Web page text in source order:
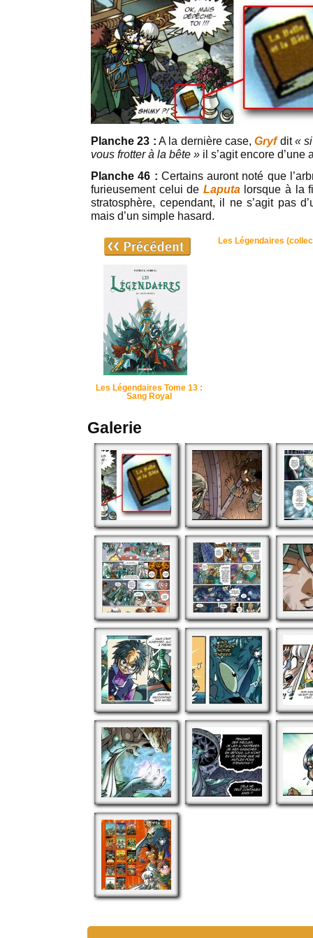
Planche 23 : A la dernière case,Gryf dit«
vous frotter à la bête » il s’agit encore d’une
Planche 46 : Certains auront noté que
furieusement celui de Laputa lorsque à la
stratosphère, cependant, il ne s’agit pas
mais d’un simple hasard.
Les Légendaires Tome 13 :
Sang Royal
Les Légendaires
Galerie